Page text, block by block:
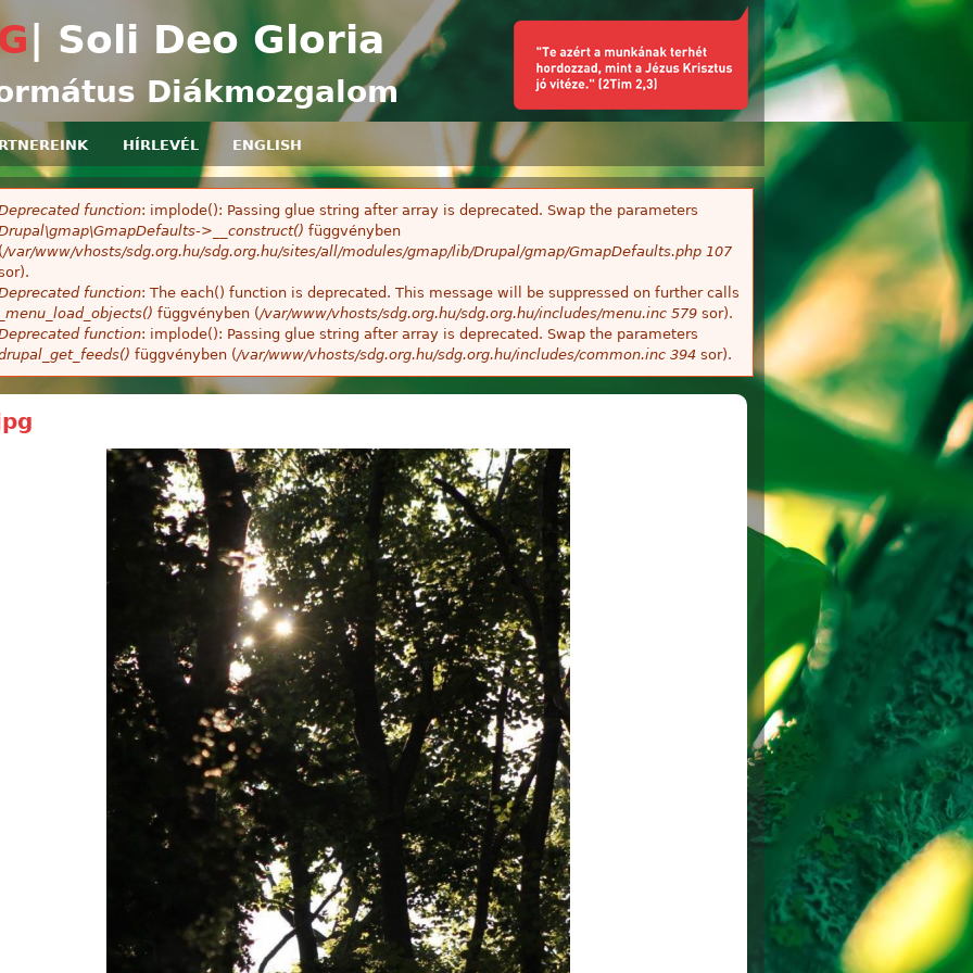
| Soli Deo Gloria
Diákmozgalom
HÍRLEVÉL ENGLISH
function: implode(): Passing glue string after array is deprecated. Swap the parameters
>__construct() függvényben
(/var/www/vhosts/sdg.org.hu/sdg.org.hu/sites/all/modules/gmap/lib/Drupal/gmap/GmapDefaults.php 107
function: The each() function is deprecated. This message will be suppressed on further calls
_menu_load_objects() függvényben (/var/www/vhosts/sdg.org.hu/sdg.org.hu/includes/menu.inc 579 sor).
function: implode(): Passing glue string after array is deprecated. Swap the parameters
függvényben (/var/www/vhosts/sdg.org.hu/sdg.org.hu/includes/common.inc 394 sor).